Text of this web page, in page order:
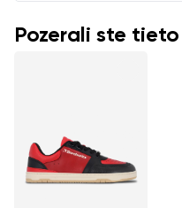
Pozerali ste